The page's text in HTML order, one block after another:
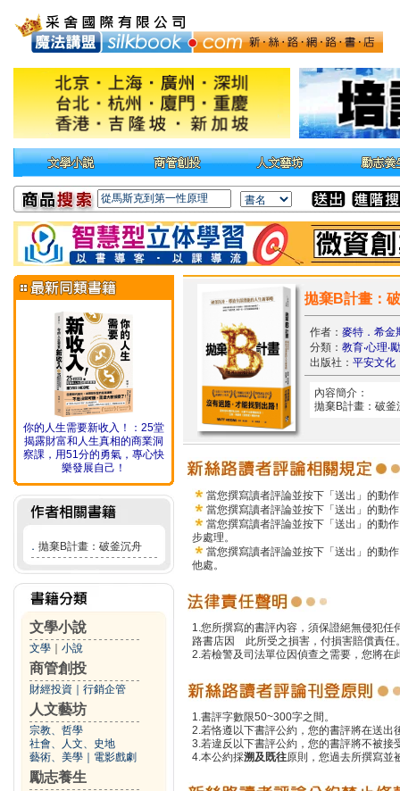
你的人生需要新收入！：25堂
揭露財富和人生真相的商業洞
察課，用51分的勇氣，專心快
樂發展自己！
． 拋棄B計畫：破釜沉舟
文學小說
文學 小說
商管創投
財經投資 行銷企管
人文藝坊
宗教、哲學
社會、人文、史地
藝術、美學
電影戲劇
勵志養生
拋棄B計畫：
作者： 麥特．希金
分類： 教育‧心理‧
出版社： 平安文化
內容簡介：
拋棄B計畫：破
當您撰寫讀者評論並按下「送出」的動
當您撰寫讀者評論並按下「送出」的動
當您撰寫讀者評論並按下「送出」的動
步處理。
當您撰寫讀者評論並按下「送出」的動
他處。
1.您所撰寫的書評內容，須保證絕無侵犯
路書店因 此所受之損害，付損害賠償責任
2.若檢警及司法單位因偵查之需要，您將
1.書評字數限50~300字之間。
2.若恪遵以下書評公約，您的書評將在送
3.若違反以下書評公約，您的書評將不被接
4.本公約採溯及既往原則，您過去所撰寫並